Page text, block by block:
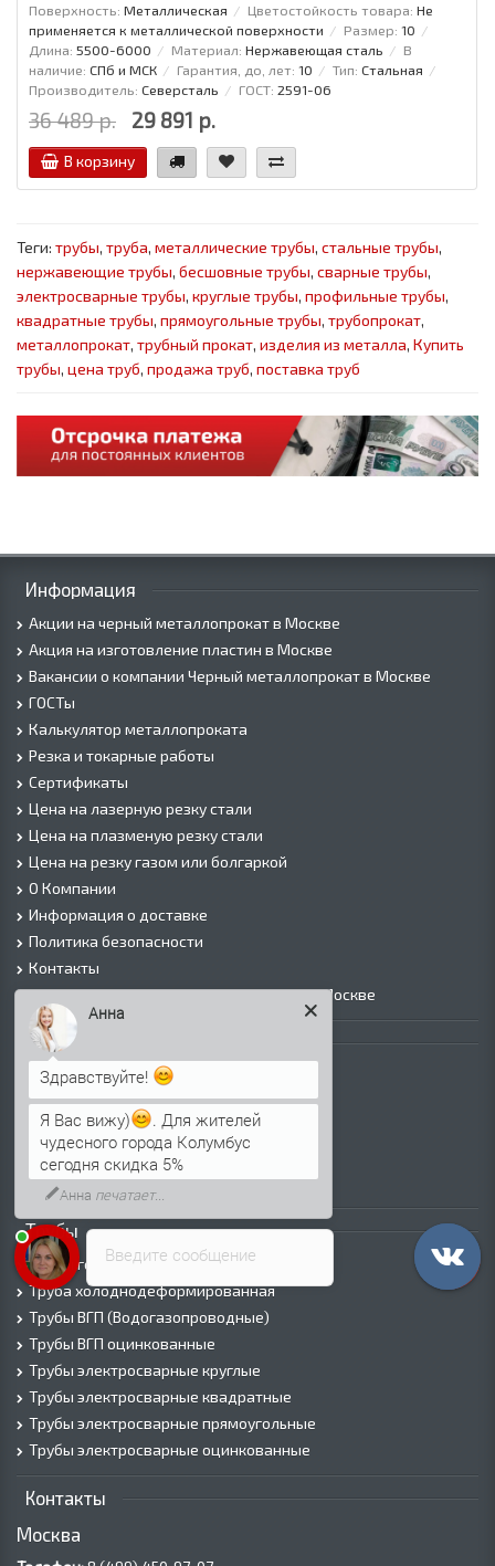
Поверхность: Металлическая Цветостойкость товара: Не
применяется к металлической поверхности
Размер: 10
Длина: 5500-6000 Материал: Нержавеющая сталь
В
наличие: СПб и МСК Гарантия, до, лет: 10 Тип: Стальная
Производитель: Северсталь ГОСТ: 2591-06
36 489 р. 29 891 р.
В корзину
Теги: трубы, труба, металлические трубы, стальные трубы,
нержавеющие трубы, бесшовные трубы, сварные трубы,
электросварные трубы, круглые трубы, профильные трубы,
квадратные трубы, прямоугольные трубы, трубопрокат,
металлопрокат, трубный прокат, изделия из металла, Купить
трубы, цена труб, продажа труб, поставка труб
Информация
Акции на черный металлопрокат в Москве
Акция на изготовление пластин в Москве
Вакансии о компании Черный металлопрокат в Москве
ГОСТы
Калькулятор металлопроката
Резка и токарные работы
Сертификаты
Цена на лазерную резку стали
Цена на плазменую резку стали
Цена на резку газом или болгаркой
О Компании
Информация о доставке
Политика безопасности
Контакты
Прайс лист на черный металлопрокат в Москве
Листовой прокат
Лист г/к
Лист х/к
Просечно-вытяжной лист (ПВЛ)
Лист рифленый
Лист оцинкованный
Трубы
Трубы горячедеформированные
Труба холоднодеформированная
Трубы ВГП (Водогазопроводные)
Трубы ВГП оцинкованные
Трубы электросварные круглые
Трубы электросварные квадратные
Трубы электросварные прямоугольные
Трубы электросварные оцинкованные
Контакты
Москва
Введите сообщение
Анна
Здравствуйте!
Я Вас вижу)
. Для жителей
чудесного города Колумбус
сегодня скидка 5%
Анна печатает...